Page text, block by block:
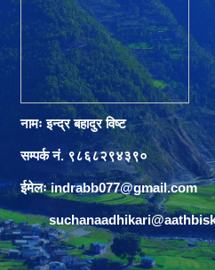
नामः इन्द्र बहादुर विष्ट
सम्पर्क नं. ९८६८२९४३९०
ईमेलःindrabb077@gmail.com